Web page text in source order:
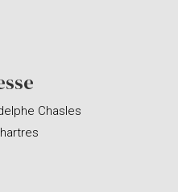
Chasles